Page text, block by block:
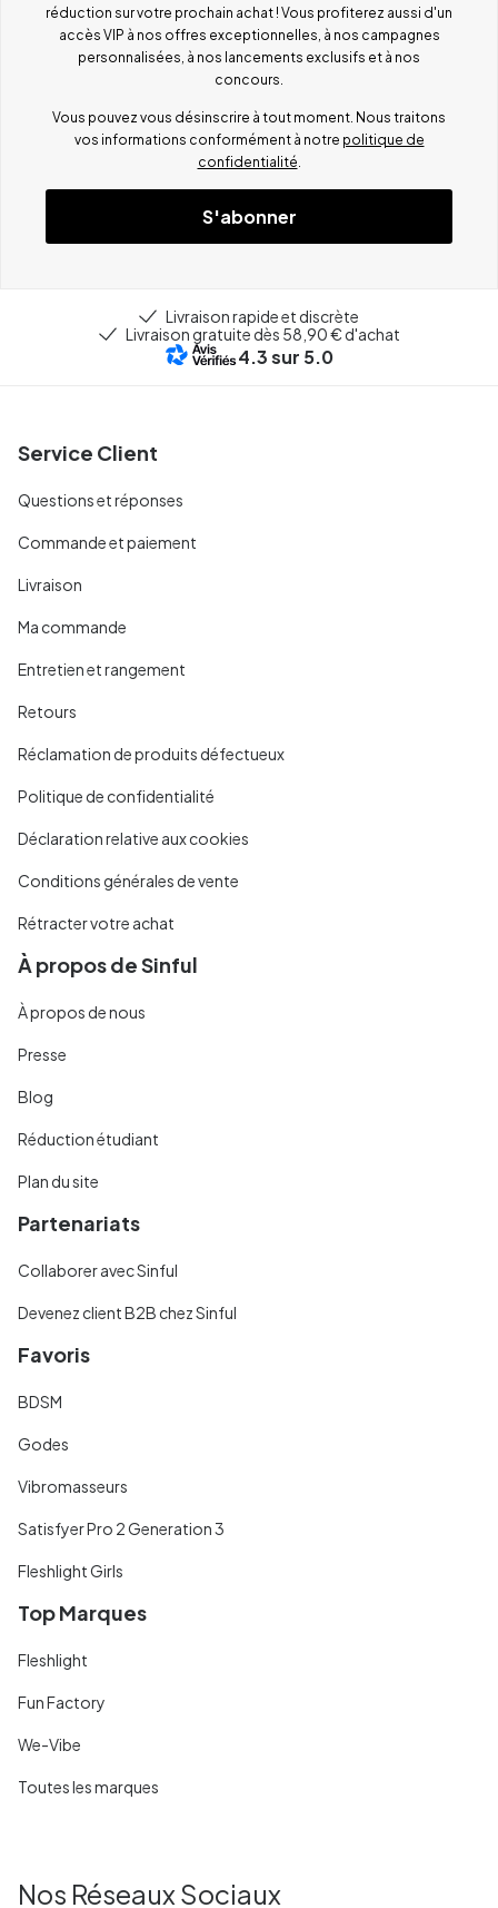
réduction sur votre prochain achat ! Vous profiterez aussi d'un
accès VIP à nos offres exceptionnelles, à nos campagnes
personnalisées, à nos lancements exclusifs et à nos
concours.
Vous pouvez vous désinscrire à tout moment. Nous traitons
vos informations conformément à notre politique de
confidentialité
S'abonner
Livraison rapide et discrète
Livraison gratuite dès 58,90 € d'achat
4.3sur 5.0
Service Client
Questions et réponses
Commande et paiement
Livraison
Ma commande
Entretien et rangement
Retours
Réclamation de produits défectueux
Politique de confidentialité
Déclaration relative aux cookies
Conditions générales de vente
Rétracter votre achat
À propos de Sinful
À propos de nous
Presse
Blog
Réduction étudiant
Plan du site
Partenariats
Collaborer avec Sinful
Devenez client B2B chez Sinful
Favoris
BDSM
Godes
Vibromasseurs
Satisfyer Pro 2 Generation 3
Fleshlight Girls
Top Marques
Fleshlight
Fun Factory
We-Vibe
Toutes les marques
Nos Réseaux Sociaux